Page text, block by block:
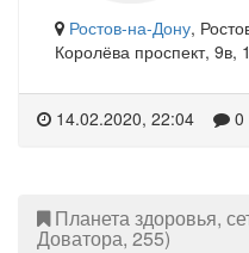
Ростов-на-Дону,
Королёва проспект, 9в,
14.02.2020, 22:04 0
Планета здоровья,
Доватора, 255)